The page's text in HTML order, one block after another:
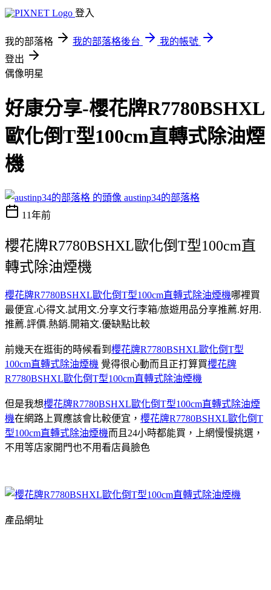
登入
我的部落格 我的部落格後台
我的帳號
登出
偶像明星
好康分享-櫻花牌R7780BSHXL
歐化倒T型100cm直轉式除油煙
機
austinp34的部落格
11年前
櫻花牌R7780BSHXL歐化倒T型100cm直
轉式除油煙機
櫻花牌R7780BSHXL歐化倒T型100cm直轉式除油煙機哪裡買
最便宜.心得文.試用文.分享文行李箱/旅遊用品分享推薦.好用.
推薦.評價.熱銷.開箱文.優缺點比較
前幾天在逛街的時候看到 櫻花牌R7780BSHXL歐化倒T型
100cm直轉式除油煙機 覺得很心動而且正打算買櫻花牌
R7780BSHXL歐化倒T型100cm直轉式除油煙機
但是我想櫻花牌R7780BSHXL歐化倒T型100cm直轉式除油煙
機在網路上買應該會比較便宜， 櫻花牌R7780BSHXL歐化倒T
型100cm直轉式除油煙機而且24小時都能買，上網慢慢挑選，
不用等店家開門也不用看店員臉色
產品網址